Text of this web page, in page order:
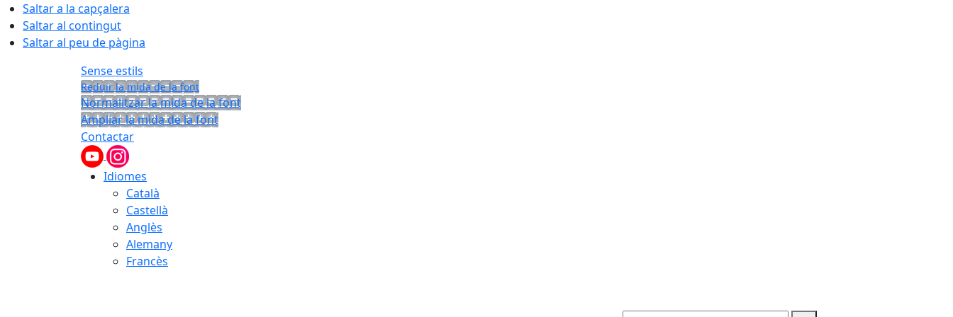
Saltar a la capçalera
Saltar al contingut
Saltar al peu de pàgina
Sense estils
Reduir la mida de la font
Normalitzar la mida de la font
Ampliar la mida de la font
Contactar
Idiomes
Català
Castellà
Anglès
Alemany
Francès